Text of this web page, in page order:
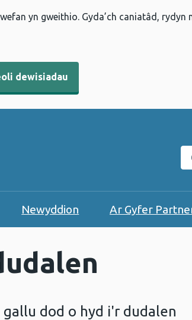
yn gweithio. Gyda’ch caniatâd,
dewisiadau
Newyddion Ar Gyfer
dod o hyd i'r dudalen